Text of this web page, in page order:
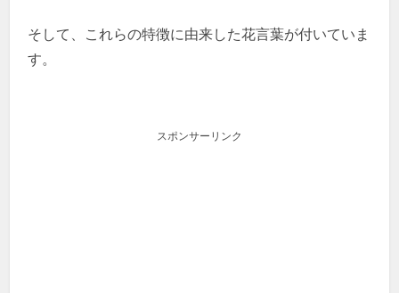
そして、これらの特徴に由来した花言葉が付いていま
す。
スポンサーリンク